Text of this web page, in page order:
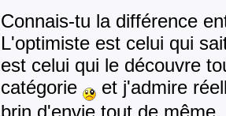
Connais-tu la différence
L'optimiste est celui qui
est celui qui le découvre
catégorie
et j'admire
brin d'envie tout de